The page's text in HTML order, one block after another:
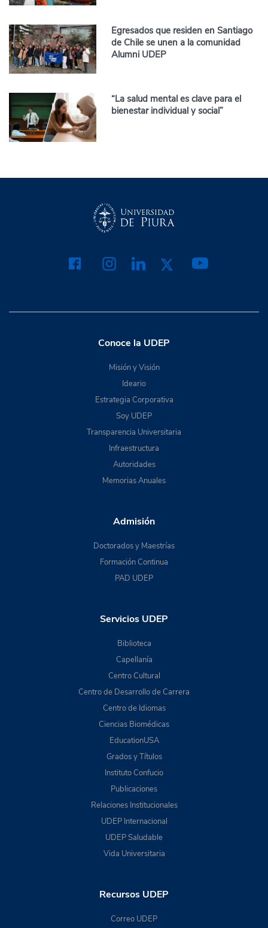
Egresados que residen en Santiago
de Chile se unen a la comunidad
Alumni UDEP
“La salud mental es clave para el
bienestar individual y social”
Conoce la UDEP
Misión y Visión
Ideario
Estrategia Corporativa
Soy UDEP
Transparencia Universitaria
Infraestructura
Autoridades
Memorias Anuales
Admisión
Doctorados y Maestrías
Formación Continua
PAD UDEP
Servicios UDEP
Biblioteca
Capellanía
Centro Cultural
Centro de Desarrollo de Carrera
Centro de Idiomas
Ciencias Biomédicas
EducationUSA
Grados y Títulos
Instituto Confucio
Publicaciones
Relaciones Institucionales
UDEP Internacional
UDEP Saludable
Vida Universitaria
Recursos UDEP
Correo UDEP